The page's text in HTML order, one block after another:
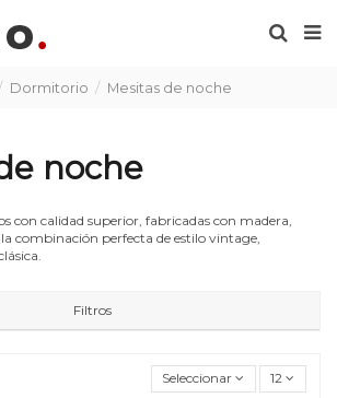
Dormitorio Mesitas de noche
noche
con calidad superior, fabricadas con madera,
combinación perfecta de estilo vintage,
Filtros
Seleccionar 12